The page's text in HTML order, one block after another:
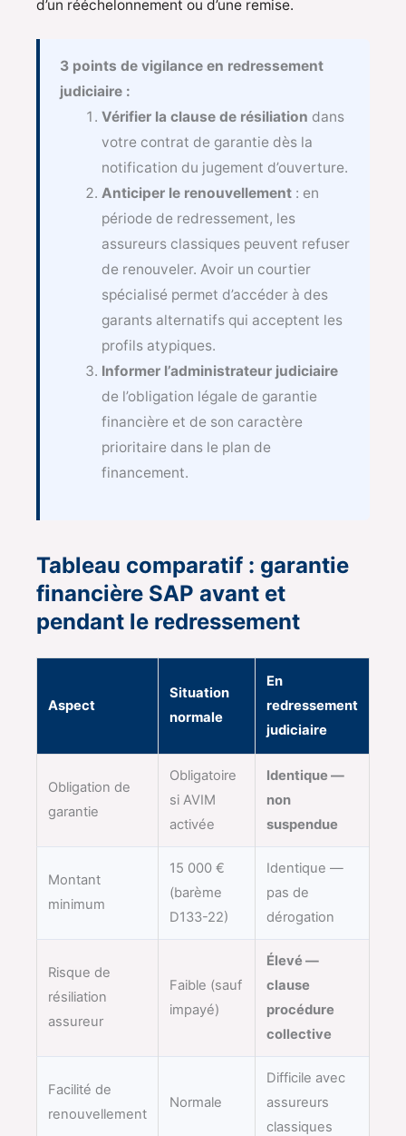
d’un rééchelonnement ou d’une remise.
3 points de vigilance en redressement
judiciaire :
Vérifier la clause de résiliation dans
votre contrat de garantie dès la
notification du jugement d’ouverture.
Anticiper le renouvellement : en
période de redressement, les
assureurs classiques peuvent refuser
de renouveler. Avoir un courtier
spécialisé permet d’accéder à des
garants alternatifs qui acceptent les
profils atypiques.
Informer l’administrateur judiciaire
de l’obligation légale de garantie
financière et de son caractère
prioritaire dans le plan de
financement.
Tableau comparatif : garantie
financière SAP avant et
pendant le redressement
Aspect
Situation
normale
En
redressement
judiciaire
Obligation de
garantie
Obligatoire
si AVIM
activée
Identique —
non
suspendue
Montant
minimum
15 000 €
(barème
D133-22)
Identique —
pas de
dérogation
Risque de
résiliation
assureur
Faible (sauf
impayé)
Élevé —
clause
procédure
collective
Facilité de
renouvellement
Normale
Difficile avec
assureurs
classiques